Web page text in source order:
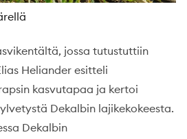
jossa tutustuttiin
Heliander esitteli
kasvutapaa ja kertoi
Dekalbin lajikekokeesta.
Dekalbin